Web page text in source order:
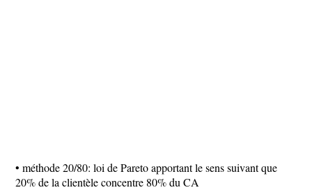
• méthode 20/80: loi de Pareto apportant le sens suivant que
20% de la clientèle concentre 80% du CA